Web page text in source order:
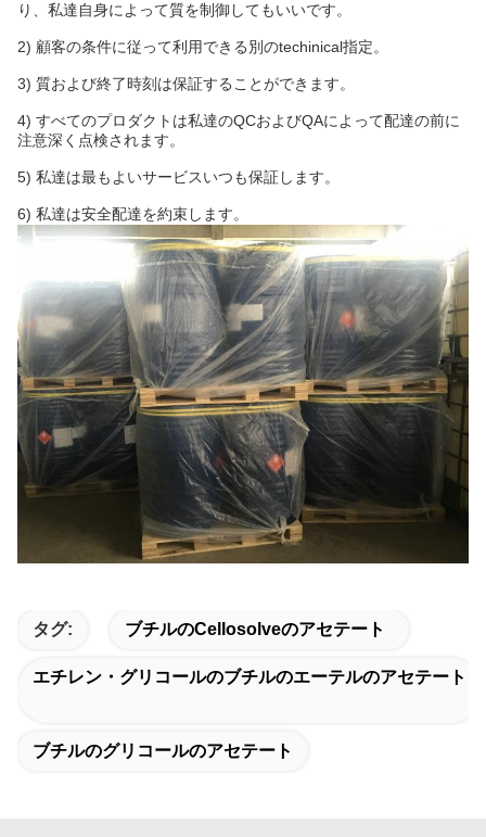
り、私達自身によって質を制御してもいいです。
2) 顧客の条件に従って利用できる別のtechinical指定。
3) 質および終了時刻は保証することができます。
4) すべてのプロダクトは私達のQCおよびQAによって配達の前に
注意深く点検されます。
5) 私達は最もよいサービスいつも保証します。
6) 私達は安全配達を約束します。
タグ: ブチルのcellosolveのアセテート
エチレン・グリコールのブチルのエーテルのアセテート
ブチルのグリコールのアセテート